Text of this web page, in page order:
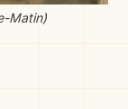
Matin)